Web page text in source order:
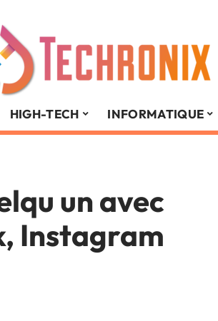
HIGH-TECH INFORMATIQUE
un avec
Instagram